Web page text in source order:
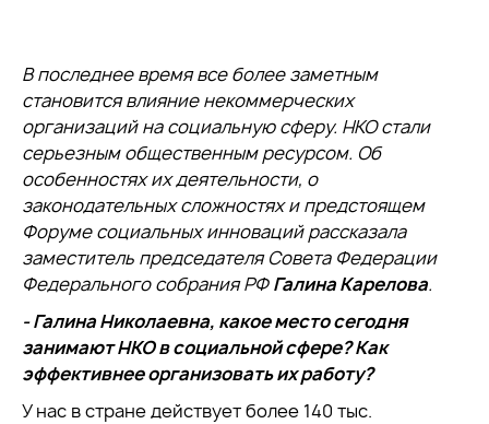
В последнее время все более заметным
становится влияние некоммерческих
организаций на социальную сферу. НКО стали
серьезным общественным ресурсом. Об
особенностях их деятельности, о
законодательных сложностях и предстоящем
Форуме социальных инноваций рассказала
заместитель председателя Совета Федерации
Федерального собрания РФГалина Карелова.
- Галина Николаевна, какое место сегодня
занимают НКО в социальной сфере? Как
эффективнее организовать их работу?
У нас в стране действует более 140 тыс.